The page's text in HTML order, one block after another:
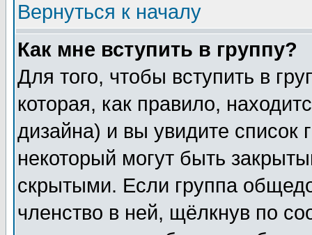
Вернуться к началу
Как мне вступить в группу?
Для того, чтобы вступить в
которая, как правило,
дизайна) и вы увидите список
некоторый могут быть
скрытыми. Если группа
членство в ней, щёлкнув по